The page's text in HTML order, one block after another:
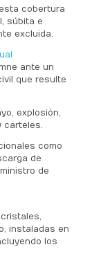
cobertura
súbita e
excluida.
ante un
que resulte
explosión,
carteles.
como
de
de
instaladas en
los